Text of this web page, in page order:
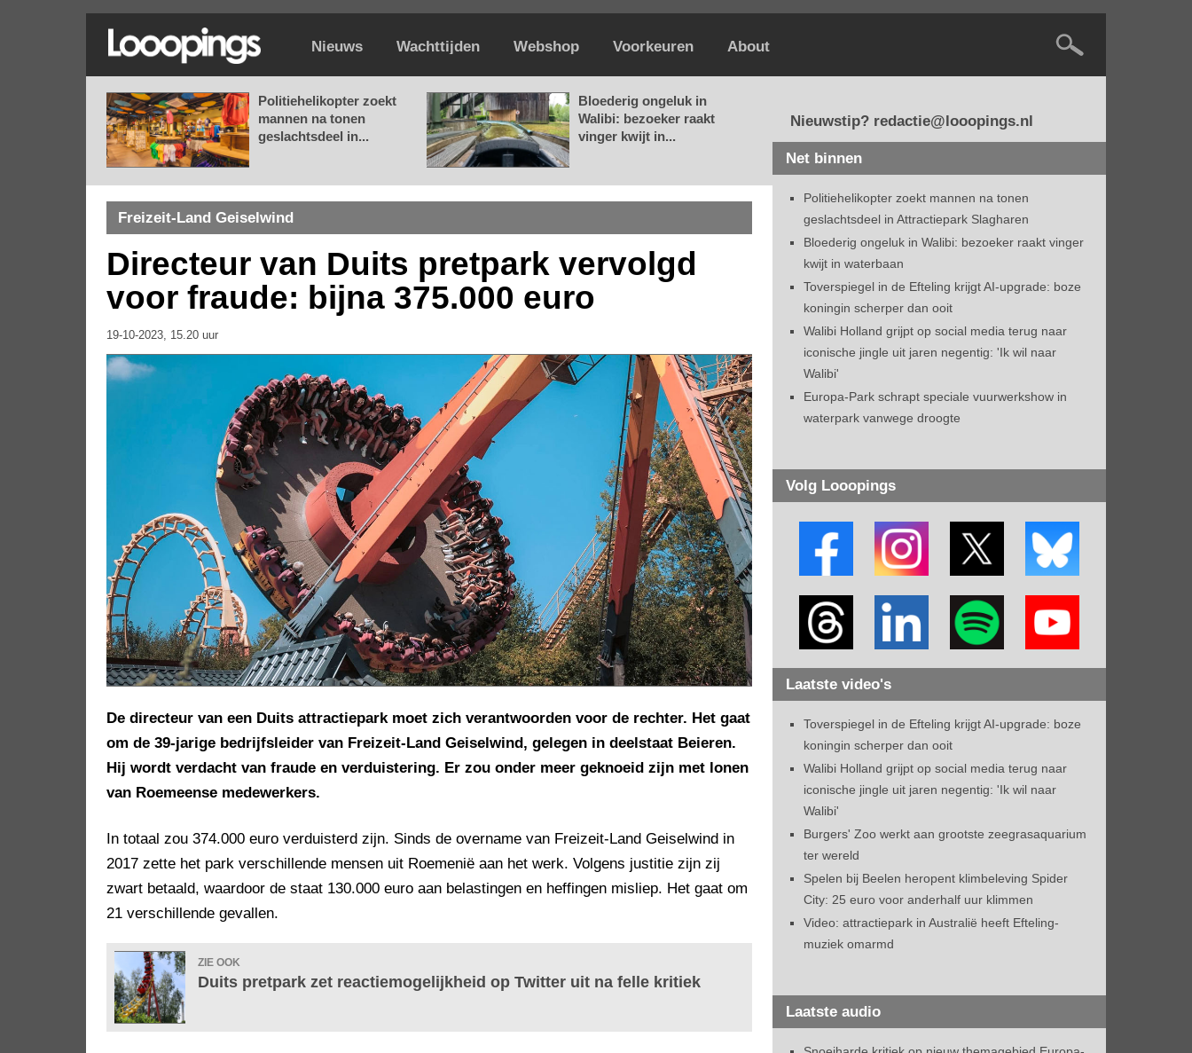
Nieuws Wachttijden Webshop Voorkeuren About
Politiehelikopter zoekt
mannen na tonen
geslachtsdeel in...
Bloederig ongeluk in
Walibi: bezoeker raakt
vinger kwijt in...
Freizeit-Land Geiselwind
Directeur van Duits pretpark vervolgd
voor fraude: bijna 375.000 euro
19-10-2023, 15.20 uur
De directeur van een Duits attractiepark moet zich verantwoorden voor de rechter. Het gaat
om de 39-jarige bedrijfsleider van Freizeit-Land Geiselwind, gelegen in deelstaat Beieren.
Hij wordt verdacht van fraude en verduistering. Er zou onder meer geknoeid zijn met lonen
van Roemeense medewerkers.
In totaal zou 374.000 euro verduisterd zijn. Sinds de overname van Freizeit-Land Geiselwind in
2017 zette het park verschillende mensen uit Roemenië aan het werk. Volgens justitie zijn zij
zwart betaald, waardoor de staat 130.000 euro aan belastingen en heffingen misliep. Het gaat om
21 verschillende gevallen.
ZIE OOK
Duits pretpark zet reactiemogelijkheid op Twitter uit na felle kritiek
Nieuwstip? redactie@looopings.nl
Net binnen
Politiehelikopter zoekt mannen na tonen
geslachtsdeel in Attractiepark Slagharen
Bloederig ongeluk in Walibi: bezoeker raakt vinger
kwijt in waterbaan
Toverspiegel in de Efteling krijgt AI-upgrade: boze
koningin scherper dan ooit
Walibi Holland grijpt op social media terug naar
iconische jingle uit jaren negentig: 'Ik wil naar
Walibi'
Europa-Park schrapt speciale vuurwerkshow in
waterpark vanwege droogte
Volg Looopings
Laatste video's
Toverspiegel in de Efteling krijgt AI-upgrade: boze
koningin scherper dan ooit
Walibi Holland grijpt op social media terug naar
iconische jingle uit jaren negentig: 'Ik wil naar
Walibi'
Burgers' Zoo werkt aan grootste zeegrasaquarium
ter wereld
Spelen bij Beelen heropent klimbeleving Spider
City: 25 euro voor anderhalf uur klimmen
Video: attractiepark in Australië heeft Efteling-
muziek omarmd
Laatste audio